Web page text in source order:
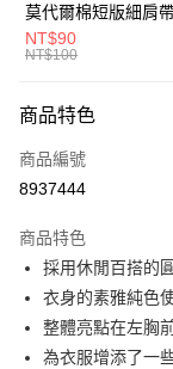
Google Pay
全盈+PAY
大哥付你分期
【大哥付你分期使用說
1.本服務由台灣大哥大
流程，驗證手機門號
成交易。
3.實際核准額度、可分
4.訂單成立30分鐘內
法說明評估內容。
【繳款方式說明】
AFTEE先享後付
【關於「AFTEE先享後
AFTEE先享後付是「
便利好安心！
１．簡單：不需註冊
２．便利：只要手機
３．安心：先確認商
ATM付款
全家取貨付款
莫代爾棉短版細肩帶
色背心(白.黑.灰L-
U582眼圈熊中大尺碼
NT$90
NT$100
商品特色
商品編號
8937444
商品特色
採用休閒百搭的
衣身的素雅純色
整體亮點在左胸
為衣服增添了一